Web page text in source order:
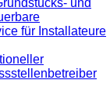
für Installateure